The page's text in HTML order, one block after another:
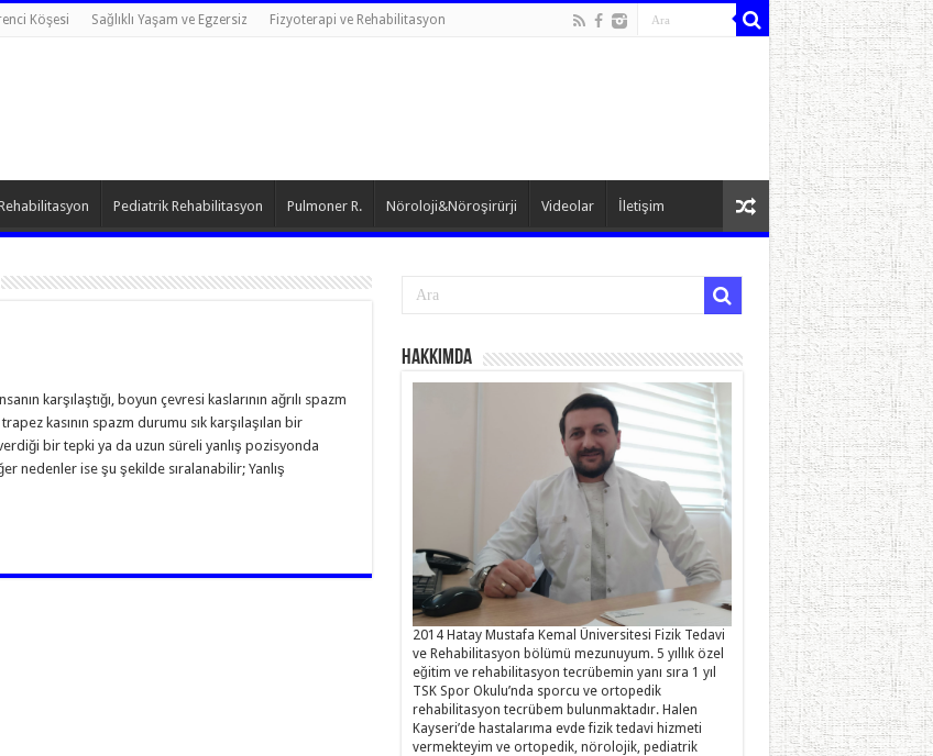
Köşesi Sağlıklı Yaşam ve Egzersiz Fizyoterapi ve Rehabilitasyon
Pediatrik Rehabilitasyon Pulmoner R. Nöroloji&Nöroşirürji Videolar İletişim
karşılaştığı, boyun çevresi kaslarının ağrılı spazm
kasının spazm durumu sık karşılaşılan bir
bir tepki ya da uzun süreli yanlış pozisyonda
nedenler ise şu şekilde sıralanabilir; Yanlış
Hakkımda
2014 Hatay Mustafa Kemal Üniversitesi Fizik Tedavi
ve Rehabilitasyon bölümü mezunuyum. 5 yıllık özel
eğitim ve rehabilitasyon tecrübemin yanı sıra 1 yıl
TSK Spor Okulu’nda sporcu ve ortopedik
rehabilitasyon tecrübem bulunmaktadır. Halen
Kayseri’de hastalarıma evde fizik tedavi hizmeti
vermekteyim ve ortopedik, nörolojik, pediatrik